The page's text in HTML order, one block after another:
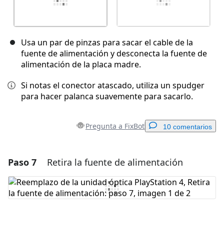
Usa un par de pinzas para sacar el cable de la
fuente de alimentación y desconecta la fuente de
alimentación de la placa madre.
Si notas el conector atascado, utiliza un spudger
para hacer palanca suavemente para sacarlo.
Pregunta a FixBot 10 comentarios
Agregar un comentario
Agregar Comentario
Paso 7 Retira la fuente de alimentación